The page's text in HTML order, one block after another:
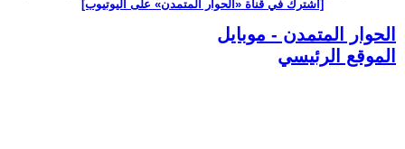
[اشترك في قناة ‫«الحوار المتمدن» على اليوتيوب]
الحوار المتمدن - موبايل
الموقع الرئيسي